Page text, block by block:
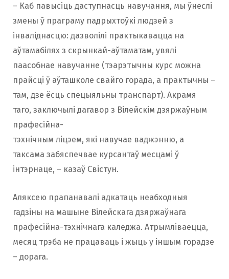
– Каб павысіць даступнасць навучання, мы ўнеслі
змены ў праграму падрыхтоўкі людзей з
інваліднасцю: дазволілі практыкавацца на
аўтамабілях з скрынкай-аўтаматам, увялі
паасобнае навучанне (тэарэтычны курс можна
прайсці ў аўташколе свайго горада, а практычны –
там, дзе ёсць спецыяльны транспарт). Акрамя
таго, заключылі дагавор з Вілейскім дзяржаўным
прафесійна-
тэхнічным ліцэем, які навучае ваджэнню, а
таксама забяспечвае курсантаў месцамі ў
інтэрнаце, – казаў Свістун.
Аляксею прапанавалі адкатаць неабходныя
гадзіны на машыне Вілейскага дзяржаўнага
прафесійна-тэхнічнага каледжа. Атрымліваецца,
месяц трэба не працаваць і жыць у іншым горадзе
– дорага.